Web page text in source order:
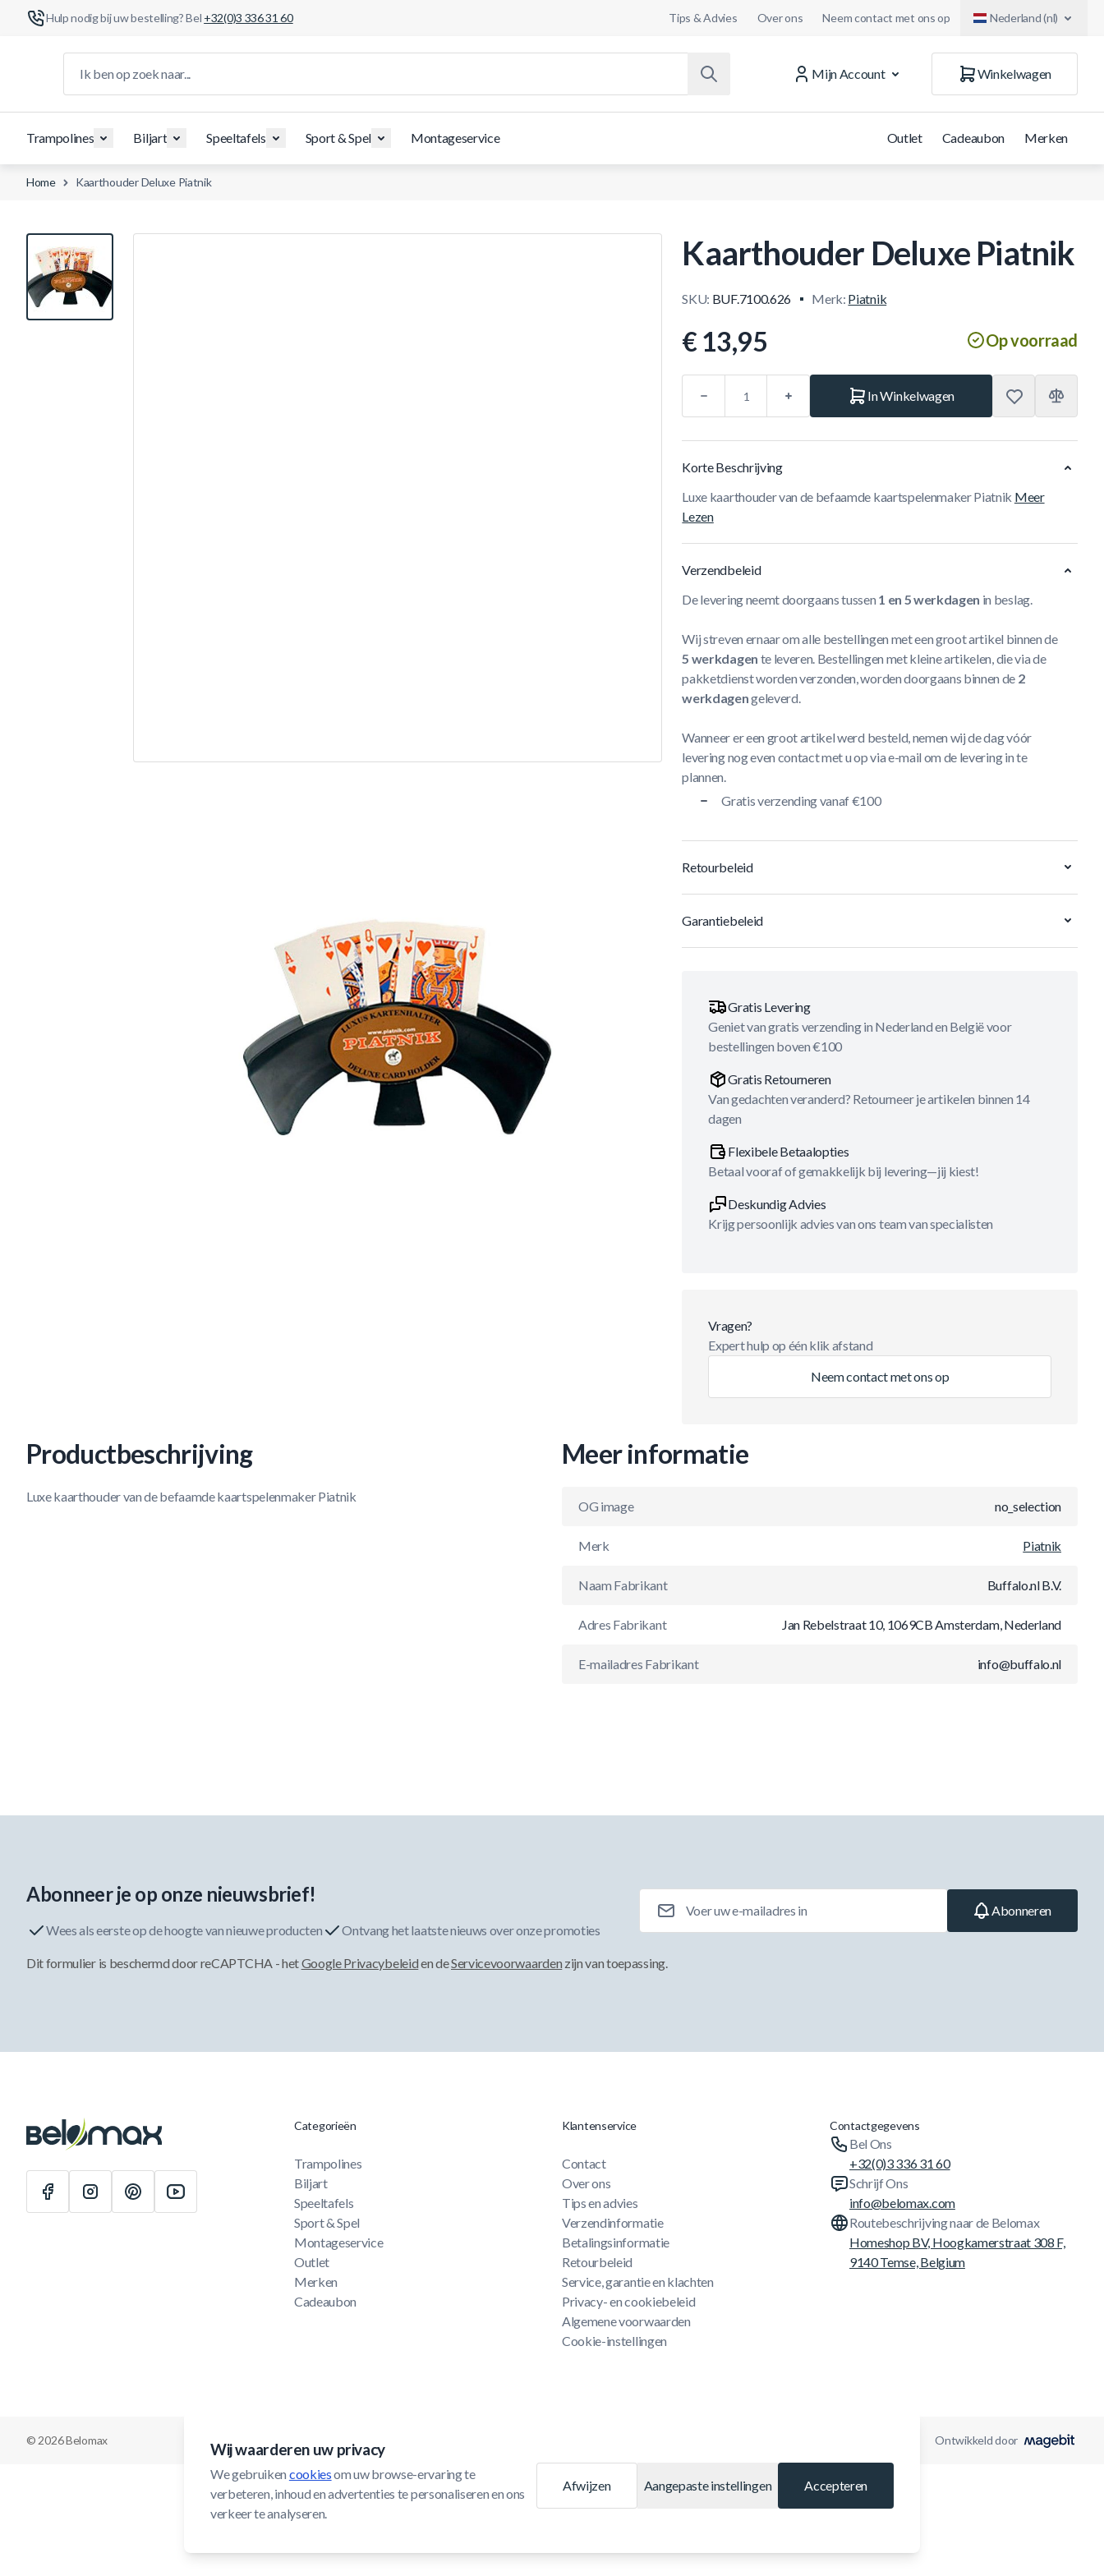
Hulp nodig bij uw bestelling? Bel +32(0)3 336 31 60 Tips & Advies Over ons Neem contact met ons op Nederland (nl)
Mijn Account
Winkelwagen
Trampolines Biljart Speeltafels Sport & Spel Montageservice Outlet Cadeaubon Merken
Home Kaarthouder Deluxe Piatnik
View larger image Kaarthouder Deluxe Piatnik
SKU: BUF.7100.626 Merk: Piatnik
€ 13,95 Op voorraad
In Winkelwagen
Korte Beschrijving
Luxe kaarthouder van de befaamde kaartspelenmaker Piatnik Meer
Lezen
Verzendbeleid
De levering neemt doorgaans tussen 1 en 5 werkdagen in beslag.
Wij streven ernaar om alle bestellingen met een groot artikel binnen de
5 werkdagen te leveren. Bestellingen met kleine artikelen, die via de
pakketdienst worden verzonden, worden doorgaans binnen de 2
werkdagengeleverd.
Wanneer er een groot artikel werd besteld, nemen wij de dag vóór
levering nog even contact met u op via e-mail om de levering in te
plannen.
Gratis verzending vanaf €100
Retourbeleid
Garantiebeleid
Gratis Levering
Geniet van gratis verzending in Nederland en België voor
bestellingen boven €100
Gratis Retourneren
Van gedachten veranderd? Retourneer je artikelen binnen 14
dagen
Flexibele Betaalopties
Betaal vooraf of gemakkelijk bij levering—jij kiest!
Deskundig Advies
Krijg persoonlijk advies van ons team van specialisten
Vragen?
Expert hulp op één klik afstand
Neem contact met ons op
Productbeschrijving
Luxe kaarthouder van de befaamde kaartspelenmaker Piatnik
Meer informatie
OG image no_selection
Merk Piatnik
Naam Fabrikant Buffalo.nl B.V.
Adres Fabrikant Jan Rebelstraat 10, 1069CB Amsterdam, Nederland
E-mailadres Fabrikant info@buffalo.nl
Wij waarderen uw privacy
We gebruiken cookies om uw browse-ervaring te
verbeteren, inhoud en advertenties te personaliseren en ons
verkeer te analyseren.
Afwijzen Aangepaste instellingen Accepteren
Abonneer je op onze nieuwsbrief!
Wees als eerste op de hoogte van nieuwe producten Ontvang het laatste nieuws over onze promoties
Abonneren
Dit formulier is beschermd door reCAPTCHA - hetGoogle Privacybeleiden deServicevoorwaarden zijn van toepassing.
Categorieën
Trampolines
Biljart
Speeltafels
Sport & Spel
Montageservice
Outlet
Merken
Cadeaubon
Klantenservice
Contact
Over ons
Tips en advies
Verzendinformatie
Betalingsinformatie
Retourbeleid
Service, garantie en klachten
Privacy- en cookiebeleid
Algemene voorwaarden
Cookie-instellingen
Contactgegevens
Bel Ons
+32(0)3 336 31 60
Schrijf Ons
info@belomax.com
Routebeschrijving naar de Belomax
Homeshop BV, Hoogkamerstraat 308 F,
9140 Temse, Belgium
© 2026 Belomax Ontwikkeld door